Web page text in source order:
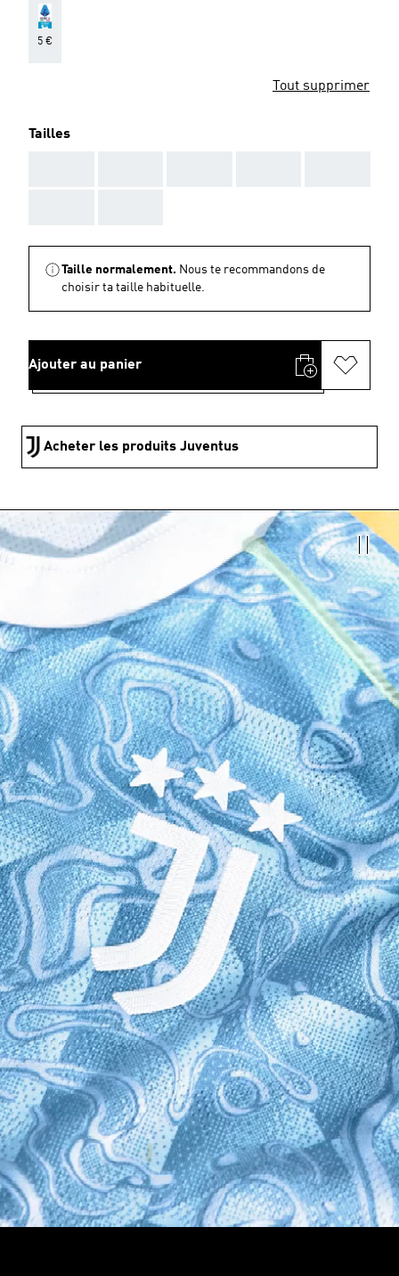
5 €
Tout supprimer
Tailles
Taille normalement. Nous te recommandons de
choisir ta taille habituelle.
Ajouter au panier
Acheter les produits Juventus